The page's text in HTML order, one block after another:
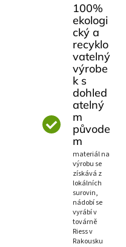
100%
ekologi
cký a
recyklo
vatelný
výrobe
k s
dohled
atelný
m
původe
m
materiál na
výrobu se
získává z
lokálních
surovin,
nádobí se
vyrábí v
továrně
Riess v
Rakousku